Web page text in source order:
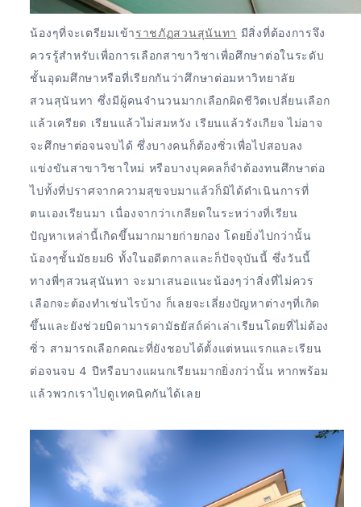
น้องๆที่จะเตรียมเข้าราชภัฏสวนสุนันทา มีสิ่งที่ต้องการจึง
ควรรู้สำหรับเพื่อการเลือกสาขาวิชาเพื่อศึกษาต่อในระดับ
ชั้นอุดมศึกษาหรือที่เรียกกันว่าศึกษาต่อมหาวิทยาลัย
สวนสุนันทา ซึ่งมีผู้คนจำนวนมากเลือกผิดชีวิตเปลี่ยนเลือก
แล้วเครียด เรียนแล้วไม่สมหวัง เรียนแล้วรังเกียจ ไม่อาจ
จะศึกษาต่อจนจบได้ ซึ่งบางคนก็ต้องซิ่วเพื่อไปสอบลง
แข่งขันสาขาวิชาใหม่ หรือบางบุคคลก็จำต้องทนศึกษาต่อ
ไปทั้งที่ปราศจากความสุขจบมาแล้วก็มิได้ดำเนินการที่
ตนเองเรียนมา เนื่องจากว่าเกลียดในระหว่างที่เรียน
ปัญหาเหล่านี้เกิดขึ้นมากมายก่ายกอง โดยยิ่งไปกว่านั้น
น้องๆชั้นมัธยม6 ทั้งในอดีตกาลและก็ปัจจุบันนี้ ซึ่งวันนี้
ทางพี่ๆสวนสุนันทา จะมาเสนอแนะน้องๆว่าสิ่งที่ไม่ควร
เลือกจะต้องทำเช่นไรบ้าง ก็เลยจะเลี่ยงปัญหาต่างๆที่เกิด
ขึ้นและยังช่วยบิดามารดามัธยัสถ์ค่าเล่าเรียนโดยที่ไม่ต้อง
ซิ่ว สามารถเลือกคณะที่ยังชอบได้ตั้งแต่หนแรกและเรียน
ต่อจนจบ 4 ปีหรือบางแผนกเรียนมากยิ่งกว่านั้น หากพร้อม
แล้วพวกเราไปดูเทคนิคกันได้เลย